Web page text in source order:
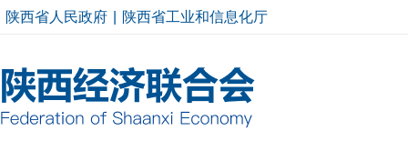
陕西省人民政府 陕西省工业和信息化厅